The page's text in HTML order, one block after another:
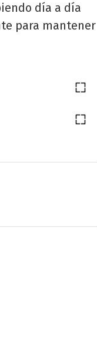
día a día
para mantener